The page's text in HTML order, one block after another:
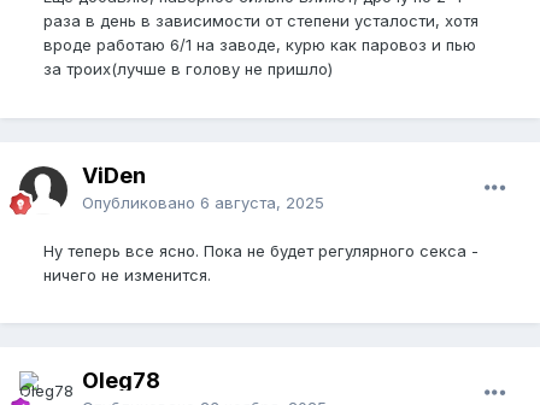
периодами, из чего я сделал вывод, что у меня
именно с нервами проблем быть не должно.
Вероятно что-то связано с медиаторами и
курсом. Именно по ней я находил информацию, что
она повышает чувствительность нервных
быть даже лучше, в комплексе с другими
3. Апитерапия непосредственно в член.
раза в день в зависимости от степени усталости, хотя
вроде работаю 6/1 на заводе, курю как паровоз и пью
за троих(лучше в голову не пришло)
ViDen
Опубликовано 6 августа, 2025
Ну теперь все ясно. Пока не будет регулярного секса -
ничего не изменится.
Oleg78